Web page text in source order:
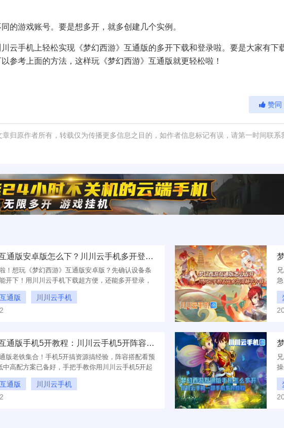
的游戏账号。要是想多开，就多创建几个实例。
云手机上轻松实现 《梦幻西游》互通版的多开下载和登录啦。要是大家有下
参考上面的方法，这样玩《梦幻西游》互通版就更轻松啦！
赞同
归原作者所有，转载仅为传播更多信息之目的，如作者信息标记有误，请第一时间联系
梦幻西游互通版安卓版怎么下？川川云手机多开登录教程
！想玩《梦幻西游》互通版安卓版？先确认设备条
开下！用川川云手机下载超方便，还能多开登录，
通版
川川云手机
通版安卓版怎么下
梦幻西游互通版手机5开教程：川川云手机5开阵容搭配推荐
版老铁集合！手机5开搞资源搞经验，阵容搭配看预
中高配方案已备好，手把手教你用川川云手机5开起
通版
川川云手机
通版手机 5 开教程